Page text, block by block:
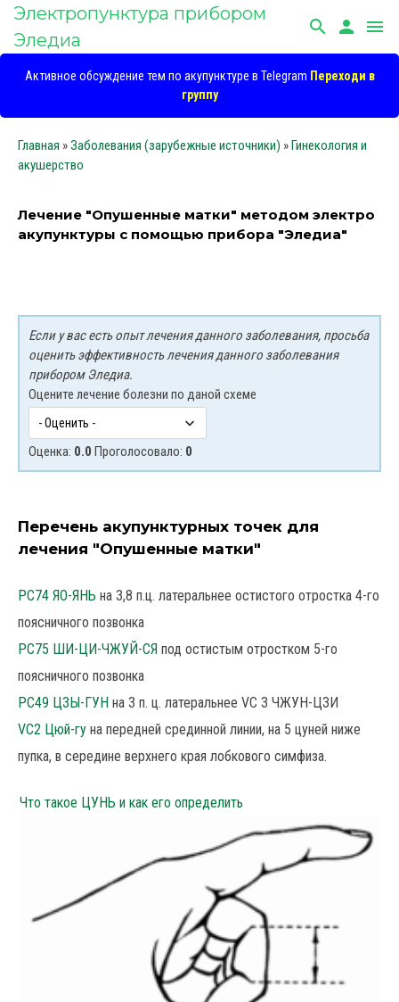
Электропунктура прибором
Эледиа
search person menu
Активное обсуждение тем по акупунктуре в Telegram Переходи в
группу
Главная »Заболевания (зарубежные источники) »Гинекология и
акушерство
Лечение "Опушенные матки" методом электро
акупунктуры с помощью прибора "Эледиа"
Если у вас есть опыт лечения данного заболевания, просьба
оценить эффективность лечения данного заболевания
прибором Эледиа.
Оцените лечение болезни по даной схеме
Оценка: 0.0 Проголосовало: 0
Перечень акупунктурных точек для
лечения "Опушенные матки"
РС74 ЯО-ЯНЬ на З,8 п.ц. латеральнее остистого отростка 4-го
поясничного позвонка
РС75 ШИ-ЦИ-ЧЖУЙ-СЯ под остистым отростком 5-го
поясничного позвонка
РС49 ЦЗЫ-ГУН на 3 п. ц. латеральнее VC 3 ЧЖУН-ЦЗИ
VC2 Цюй-гу на передней срединной линии, на 5 цуней ниже
пупка, в середине верхнего края лобкового симфиза.
Что такое ЦУНЬ и как его определить